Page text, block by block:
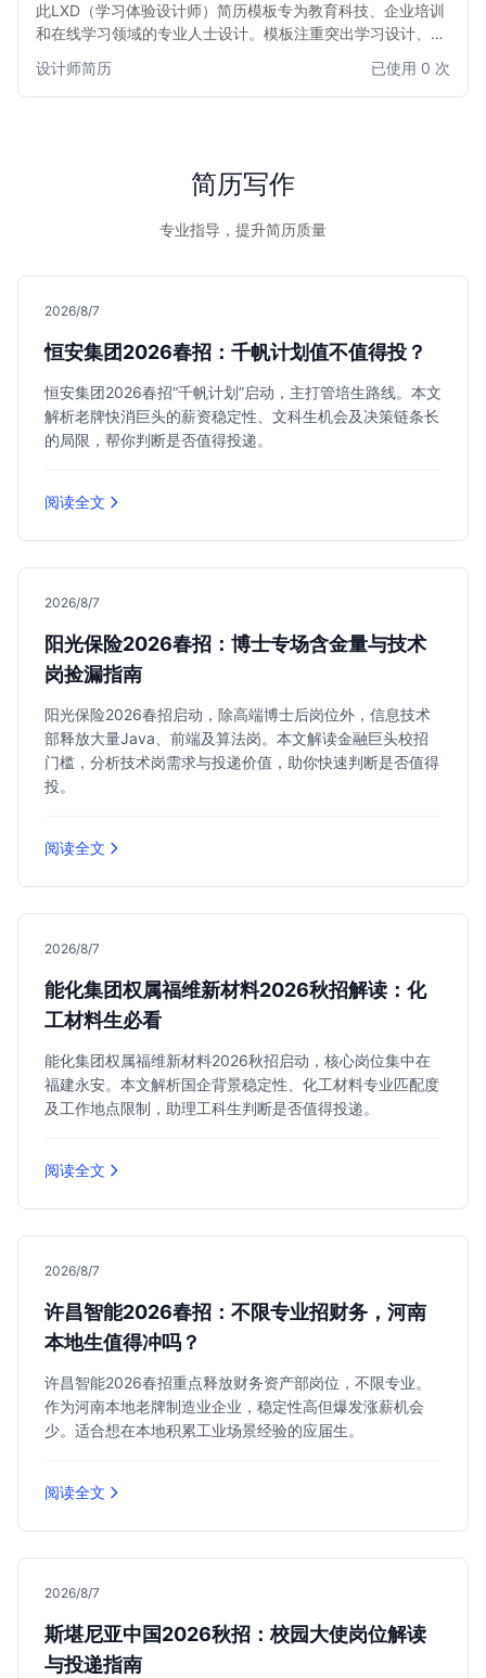
此LXD（学习体验设计师）简历模板专为教育科技、企业培训
和在线学习领域的专业人士设计。模板注重突出学习设计、教
和专业的排版，帮助您全面展示在学习方案设计、内容开发和
效果评估方面的专长，助您在竞争激烈的教育科技行业脱颖而
设计师简历 已使用 0 次
简历写作
专业指导，提升简历质量
2026/8/7
恒安集团2026春招：千帆计划值不值得投？
恒安集团2026春招“千帆计划”启动，主打管培生路线。本文
解析老牌快消巨头的薪资稳定性、文科生机会及决策链条长
的局限，帮你判断是否值得投递。
阅读全文
2026/8/7
阳光保险2026春招：博士专场含金量与技术
岗捡漏指南
阳光保险2026春招启动，除高端博士后岗位外，信息技术
部释放大量Java、前端及算法岗。本文解读金融巨头校招
门槛，分析技术岗需求与投递价值，助你快速判断是否值得
投。
阅读全文
2026/8/7
能化集团权属福维新材料2026秋招解读：化
工材料生必看
能化集团权属福维新材料2026秋招启动，核心岗位集中在
福建永安。本文解析国企背景稳定性、化工材料专业匹配度
及工作地点限制，助理工科生判断是否值得投递。
阅读全文
2026/8/7
许昌智能2026春招：不限专业招财务，河南
本地生值得冲吗？
许昌智能2026春招重点释放财务资产部岗位，不限专业。
作为河南本地老牌制造业企业，稳定性高但爆发涨薪机会
少。适合想在本地积累工业场景经验的应届生。
阅读全文
2026/8/7
斯堪尼亚中国2026秋招：校园大使岗位解读
与投递指南